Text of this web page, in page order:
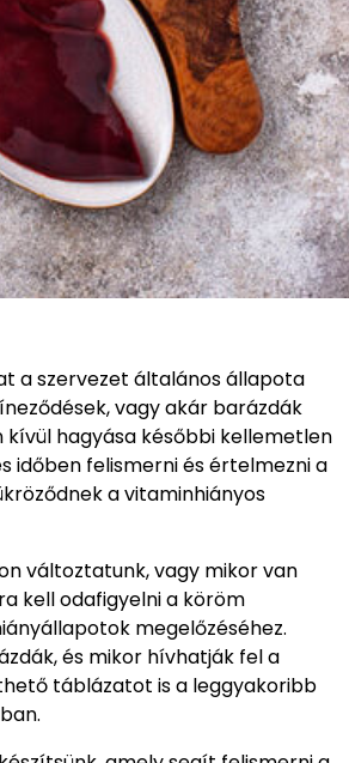
a szervezet általános állapota
vagy akár barázdák
hagyása későbbi kellemetlen
időben felismerni és értelmezni a
a vitaminhiányos
változtatunk, vagy mikor van
kell odafigyelni a köröm
megelőzéséhez.
és mikor hívhatják fel a
táblázatot is a leggyakoribb